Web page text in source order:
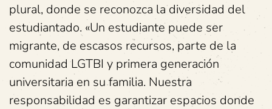
plural, donde se reconozca la diversidad del
estudiantado. «Un estudiante puede ser
migrante, de escasos recursos, parte de la
comunidad LGTBI y primera generación
universitaria en su familia. Nuestra
responsabilidad es garantizar espacios donde